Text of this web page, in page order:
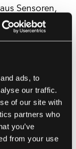
ads, to
our traffic.
of our site with
partners who
you’ve
from your use
Sensoren,
was
Fachwissen
und
Eine
die